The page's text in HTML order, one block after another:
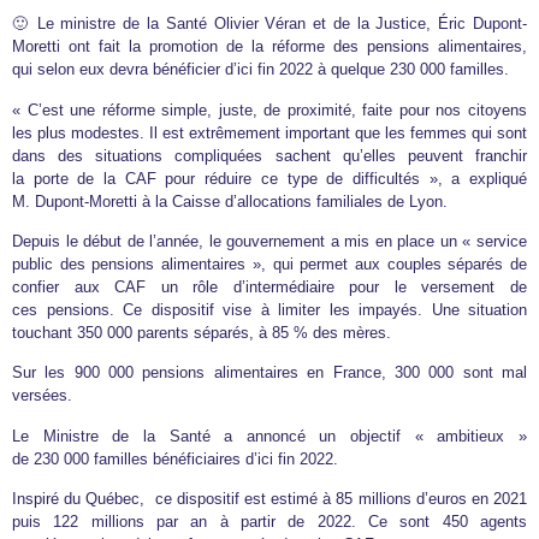
🙂 Le ministre de la Santé Olivier Véran et de la Justice, Éric Dupont-
Moretti ont fait la promotion de la réforme des pensions alimentaires,
qui selon eux devra bénéficier d’ici fin 2022 à quelque 230 000 familles.
« C’est une réforme simple, juste, de proximité, faite pour nos citoyens
les plus modestes. Il est extrêmement important que les femmes qui sont
dans des situations compliquées sachent qu’elles peuvent franchir
la porte de la CAF pour réduire ce type de difficultés », a expliqué
M. Dupont-Moretti à la Caisse d’allocations familiales de Lyon.
Depuis le début de l’année, le gouvernement a mis en place un « service
public des pensions alimentaires », qui permet aux couples séparés de
confier aux CAF un rôle d’intermédiaire pour le versement de
ces pensions. Ce dispositif vise à limiter les impayés. Une situation
touchant 350 000 parents séparés, à 85 % des mères.
Sur les 900 000 pensions alimentaires en France, 300 000 sont mal
versées.
Le Ministre de la Santé a annoncé un objectif « ambitieux »
de 230 000 familles bénéficiaires d’ici fin 2022.
Inspiré du Québec, ce dispositif est estimé à 85 millions d’euros en 2021
puis 122 millions par an à partir de 2022. Ce sont 450 agents